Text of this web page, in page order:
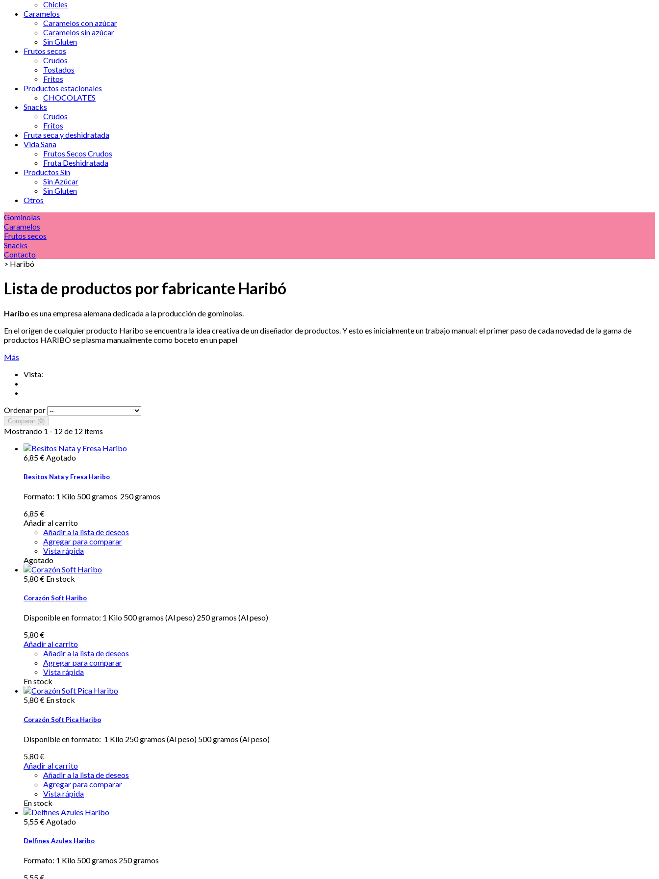
Chicles
Caramelos
Caramelos con azúcar
Caramelos sin azúcar
Sin Gluten
Frutos secos
Crudos
Tostados
Fritos
Productos estacionales
CHOCOLATES
Snacks
Crudos
Fritos
Fruta seca y deshidratada
Vida Sana
Frutos Secos Crudos
Fruta Deshidratada
Productos Sin
Sin Azúcar
Sin Gluten
Otros
Gominolas
Caramelos
Frutos secos
Snacks
Contacto
> Haribó
Lista de productos por fabricante Haribó
Haribo es una empresa alemanadedicada a la producción de gominolas
En el origen de cualquier producto Haribo se encuentra la idea creativa de un diseñador de productos. Y esto es inicialmente un trabajo manual: el primer paso de cada novedad de la gama de
productos HARIBO se plasma manualmente como boceto en un papel
Más
Vista:
Ordenar por
Comparar (0)
Mostrando 1 - 12 de 12 items
6,85 € Agotado
Besitos Nata y Fresa Haribo
Formato: 1 Kilo 500 gramos 250 gramos
6,85 €
Añadir al carrito
Añadir a la lista de deseos
Agregar para comparar
Vista rápida
Agotado
5,80 € En stock
Corazón Soft Haribo
Disponible en formato: 1 Kilo 500 gramos (Al peso) 250 gramos (Al peso)
5,80 €
Añadir al carrito
Añadir a la lista de deseos
Agregar para comparar
Vista rápida
En stock
5,80 € En stock
Corazón Soft Pica Haribo
Disponible en formato: 1 Kilo 250 gramos (Al peso) 500 gramos (Al peso)
5,80 €
Añadir al carrito
Añadir a la lista de deseos
Agregar para comparar
Vista rápida
En stock
5,55 € Agotado
Delfines Azules Haribo
Formato: 1 Kilo 500 gramos 250 gramos